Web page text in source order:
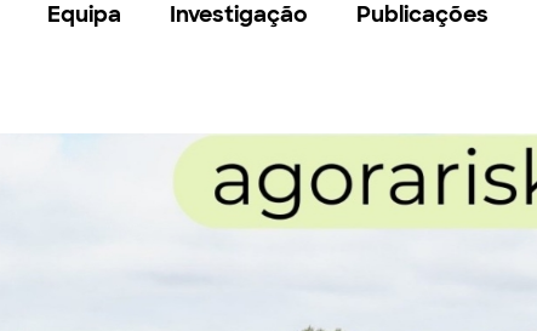
Equipa Investigação Publicações